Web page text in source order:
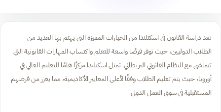
تعد دراسة القانون في اسكتلندا من الخيارات المميزة التي يهتم بها العديد من
الطلاب الدوليين، حيث توفر فرصًا واسعة للتعلم واكتساب المهارات القانونية التي
تتماشى مع النظام القانوني البريطاني. تمثل اسكتلندا مركزًا هامًا للتعليم العالي في
أوروبا، حيث يتم تعليم الطلاب وفقًا لأعلى المعايير الأكاديمية، مما يعزز من فرصهم
المستقبلية في سوق العمل الدولي.